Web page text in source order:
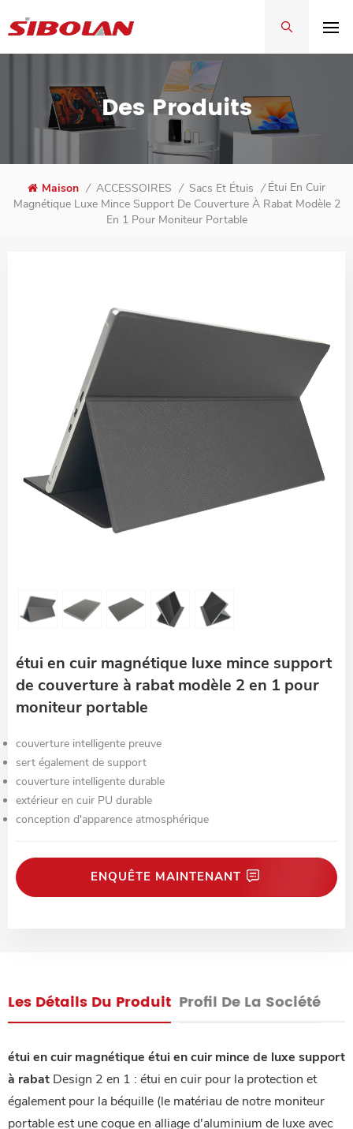
Des Produits
Maison / ACCESSOIRES / Sacs Et Étuis / Étui En Cuir
Magnétique Luxe Mince Support De Couverture À Rabat Modèle 2
En 1 Pour Moniteur Portable
étui en cuir magnétique luxe mince support
de couverture à rabat modèle 2 en 1 pour
moniteur portable
couverture intelligente preuve
sert également de support
couverture intelligente durable
extérieur en cuir PU durable
conception d'apparence atmosphérique
ENQUÊTE MAINTENANT
Les Détails Du Produit Profil De La Société
étui en cuir magnétique étui en cuir mince de luxe support
à rabat Design 2 en 1 : étui en cuir pour la protection et
également pour la béquille (le matériau de notre moniteur
portable est une coque en alliage d'aluminium de luxe avec